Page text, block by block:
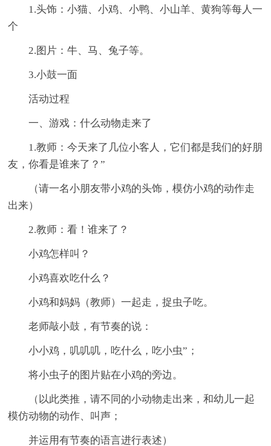
1.头饰：小猫、小鸡、小鸭、小山羊、黄狗等每人一
个
2.图片：牛、马、兔子等。
3.小鼓一面
活动过程
一、游戏：什么动物走来了
1.教师：今天来了几位小客人，它们都是我们的好朋
友，你看是谁来了？”
（请一名小朋友带小鸡的头饰，模仿小鸡的动作走
出来）
2.教师：看！谁来了？
小鸡怎样叫？
小鸡喜欢吃什么？
小鸡和妈妈（教师）一起走，捉虫子吃。
老师敲小鼓，有节奏的说：
小小鸡，叽叽叽，吃什么，吃小虫”；
将小虫子的图片贴在小鸡的旁边。
（以此类推，请不同的小动物走出来，和幼儿一起
模仿动物的动作、叫声；
并运用有节奏的语言进行表述）